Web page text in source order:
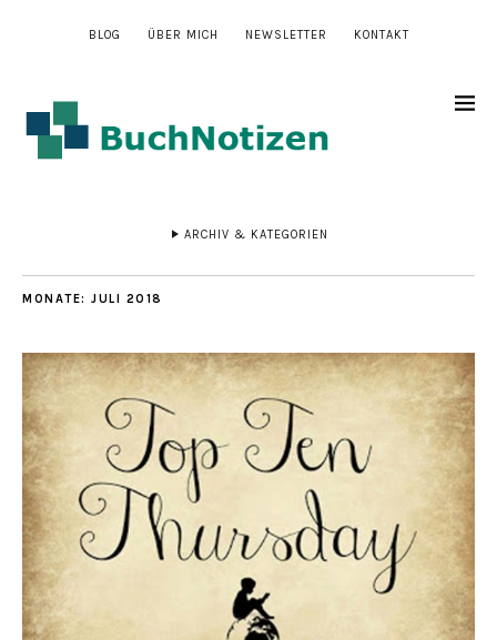
BLOG ÜBER MICH NEWSLETTER KONTAKT
ARCHIV & KATEGORIEN
MONATE: JULI 2018